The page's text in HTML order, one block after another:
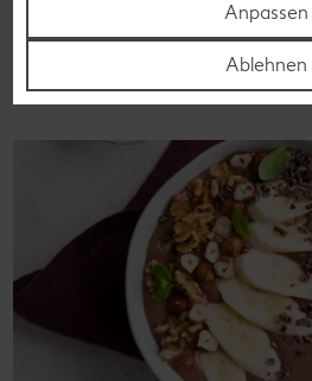
Rezepte
Anpassen
Ablehnen